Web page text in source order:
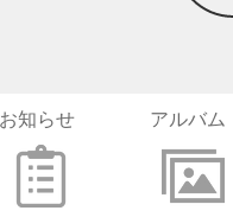
お知らせ アルバム